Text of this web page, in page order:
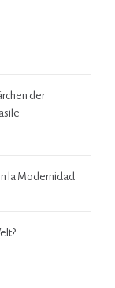
der
la Modernidad